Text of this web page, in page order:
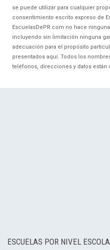
se puede utilizar para cualquier
consentimiento escrito expreso de
EscuelasDePR.com no hace
incluyendo sin limitación ninguna
adecuación para el propósito
presentados aquí. Todos los
teléfonos, direcciones y datos están
ESCUELAS POR NIVEL